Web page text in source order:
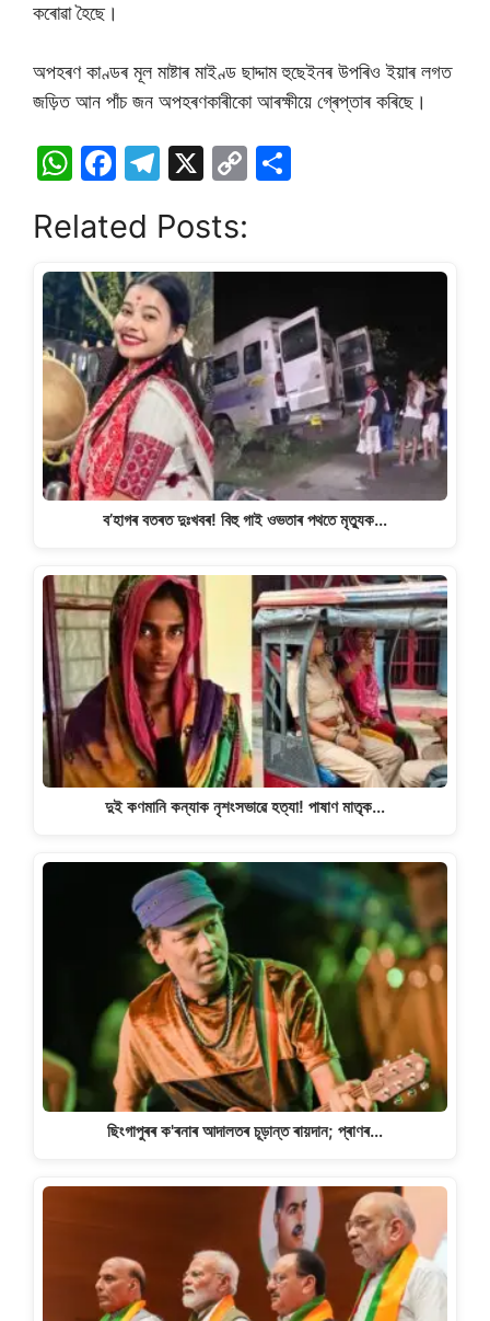
কৰোৱা হৈছে।
অপহৰণ কাণ্ডৰ মূল মাষ্টাৰ মাইণ্ড ছাদ্দাম হুছেইনৰ উপৰিও ইয়াৰ লগত
জড়িত আন পাঁচ জন অপহৰণকাৰীকো আৰক্ষীয়ে গ্ৰেপ্তাৰ কৰিছে।
W
at
s
A
p
p
F
c
e
b
o
o
k
T
e
gr
a
m
X
C
y
n
k
e
Related Posts:
ব’হাগৰ বতৰত দুঃখবৰ! বিহু গাই ওভতাৰ পথতে মৃত্যুক…
দুই কণমানি কন্যাক নৃশংসভাৱে হত্যা! পাষাণ মাতৃক…
ছিংগাপুৰৰ ক'ৰনাৰ আদালতৰ চূড়ান্ত ৰায়দান; প্ৰাণৰ…